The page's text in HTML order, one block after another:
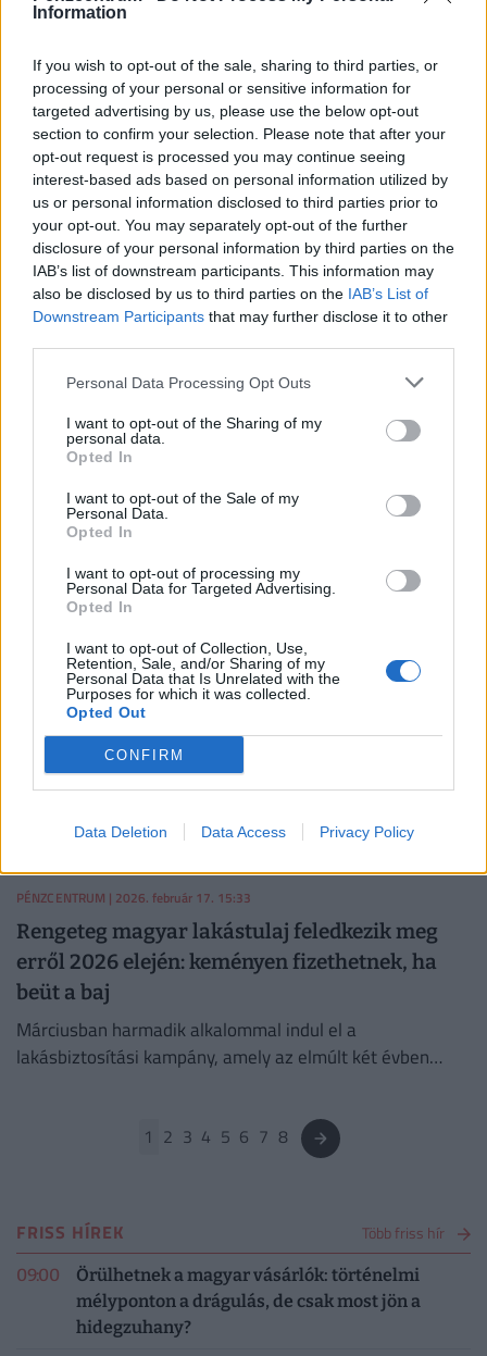
Information
If you wish to opt-out of the sale, sharing to third parties, or
processing of your personal or sensitive information for
targeted advertising by us, please use the below opt-out
section to confirm your selection. Please note that after your
opt-out request is processed you may continue seeing
interest-based ads based on personal information utilized by
us or personal information disclosed to third parties prior to
your opt-out. You may separately opt-out of the further
disclosure of your personal information by third parties on the
IAB’s list of downstream participants. This information may
also be disclosed by us to third parties on the IAB’s List of
Downstream Participants that may further disclose it to other
Personal Data Processing Opt Outs
I want to opt-out of the Sharing of my
personal data.
Opted In
I want to opt-out of the Sale of my
Personal Data.
Opted In
I want to opt-out of processing my
Personal Data for Targeted Advertising.
Opted In
I want to opt-out of Collection, Use,
Retention, Sale, and/or Sharing of my
Personal Data that Is Unrelated with the
Purposes for which it was collected.
Opted Out
CONFIRM
Data Deletion Data Access Privacy Policy
KASZÁS FANNI| 2026. március 23. 05:28
Itt a kiskapu a nyugdíjasoknak: így nem
maradnak anyagi segítség nélkül, ha beüt a baj
Egy-két évtizede még nem volt jellemző, hogy 65 év
feletti ügyfeleknél a biztosítók érdemben vállalják az
egészségügyi vagy életbiztosítási kockázatokat, mára
viszont már látványosan bővült az idősek mozgástere.
PÉNZCENTRUM | 2026. március 17. 05:35
Időzített bomba ketyeg sok magyar lakásának
papírjai között: sok pénzt bukhat, aki erre nem
figyel
Válás vagy haláleset után nemcsak a családi és jogi
kérdésessé válik.
PÉNZCENTRUM| 2026. március 13. 18:34
Súlyos csapdába sétálhat be rengeteg magyar
lakástulajdonos: egy teljes évig duplán fizethet,
Az idei lakásbiztosítási kampány első tíz napjában az
alkuszcégek az előző évnél néhány százalékkal több
szerződésváltást regisztráltak.
PÉNZCENTRUM| 2026. február 23. 15:32
Életveszélyes dolgot művel rengeteg magyar
biztosítás nélkül: csak akkor döbbennek rá, ha
már megtörtént a baj
sízéshez kapcsolódik.
PÉNZCENTRUM | 2026. február 17. 15:33
Rengeteg magyar lakástulaj feledkezik meg
erről 2026 elején: keményen fizethetnek, ha
beüt a baj
Márciusban harmadik alkalommal indul el a
lakásbiztosítási kampány, amely az elmúlt két évben
1 2 3 4 5 6 7 8
FRISS HÍREK Több friss hír
09:00
Örülhetnek a magyar vásárlók: történelmi
mélyponton a drágulás, de csak most jön a
hidegzuhany?